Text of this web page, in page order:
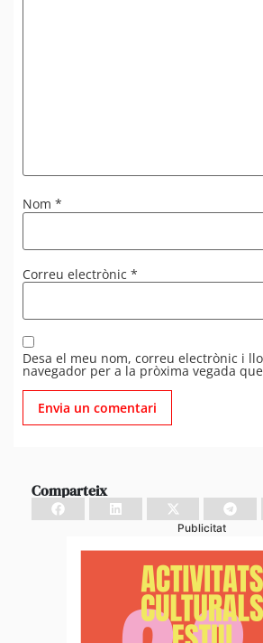
Nom *
Correu electrònic *
Desa el meu nom, correu electrònic i
navegador per a la pròxima vegada
Comparteix
Publicitat